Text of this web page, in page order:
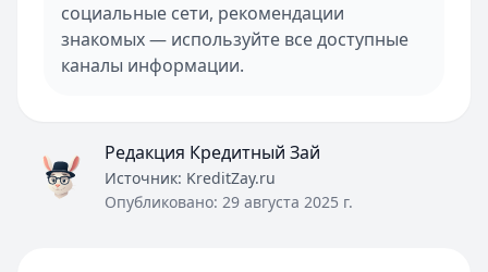
социальные сети, рекомендации
знакомых — используйте все доступные
каналы информации.
Редакция Кредитный Зай
Источник: KreditZay.ru
Опубликовано: 29 августа 2025 г.